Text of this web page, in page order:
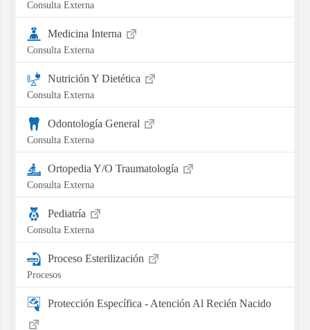
Consulta Externa
Medicina Interna
Consulta Externa
Nutrición Y Dietética
Consulta Externa
Odontología General
Consulta Externa
Ortopedia Y/O Traumatología
Consulta Externa
Pediatría
Consulta Externa
Proceso Esterilización
Procesos
Protección Específica - Atención Al Recién Nacido